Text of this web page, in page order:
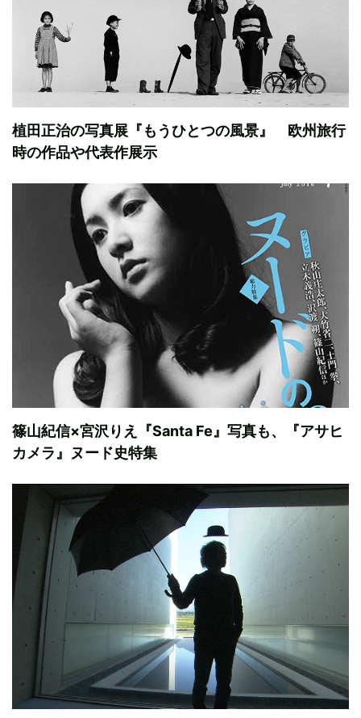
植田正治の写真展『もうひとつの風景』 欧州旅行
時の作品や代表作展示
篠山紀信×宮沢りえ『Santa Fe』写真も、『アサヒ
カメラ』ヌード史特集